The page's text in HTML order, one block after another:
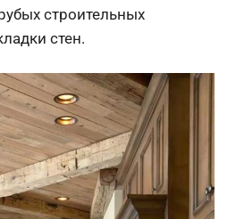
строительных
стен.